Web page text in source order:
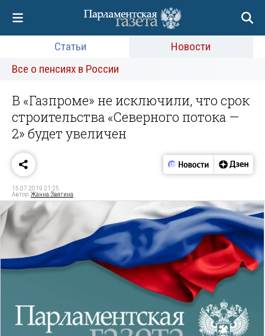
Статьи
Новости
Все о пенсиях в России
В «Газпроме» не исключили, что срок
строительства «Северного потока —
2» будет увеличен
15.07.2019 21:25
Автор:Жанна Звягина